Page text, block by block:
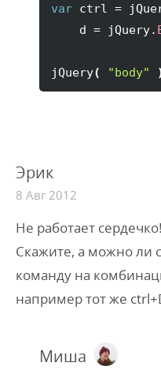
var ctrl =
    d = jQuery.
jQuery( "body"
Эрик
8 Авг 2012
Не работает
Скажите, а можно ли
команду на
например тот же
Миша